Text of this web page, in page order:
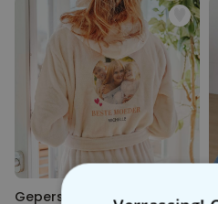
Gepersonaliseerde badjas